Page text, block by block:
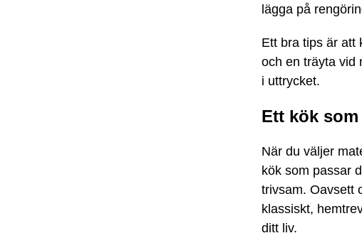
lägga på
Ett bra tips är att
och en träyta vid
i uttrycket.
Ett kök
När du väljer
kök som passar
trivsam. Oavsett
klassiskt,
ditt liv.